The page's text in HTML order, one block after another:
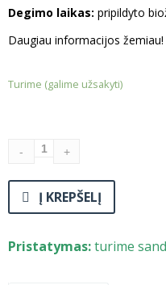
Degimo laikas: pripildyto
Daugiau informacijos žemiau!
Turime (galime užsakyti)
Į KREPŠELĮ
Pristatymas:turime